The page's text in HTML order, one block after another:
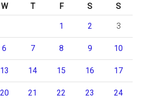
W T F S S
1 2 3
6 7 8 9 10
13 14 15 16 17
20 21 22 23 24